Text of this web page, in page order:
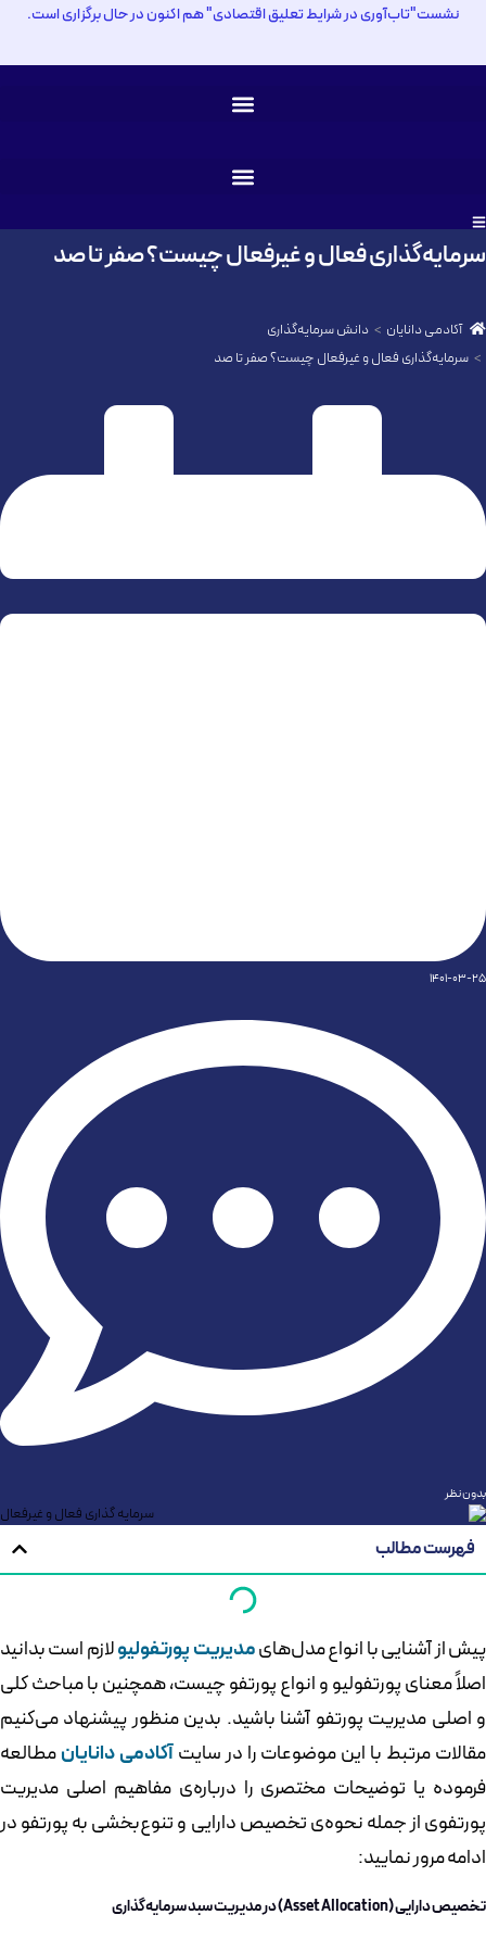
نشست"تاب‌آوری در شرایط تعلیق اقتصادی" هم اکنون در حال برگزاری است.
سرمایه‌گذاری فعال و غیرفعال چیست؟ صفر تا صد
آکادمی دانایان
دانش سرمایه‌گذاری
سرمایه‌گذاری فعال و غیرفعال چیست؟ صفر تا صد
1401-03-25
بدون نظر
فهرست مطالب
پیش از آشنایی با انواع مدل‌هایمدیریت پورتفولیولازم است بدانید
اصلاً معنای پورتفولیو و انواع پورتفو چیست، همچنین با مباحث کلی
و اصلی مدیریت پورتفو آشنا باشید. بدین منظور پیشنهاد می‌کنیم
مقالات مرتبط با این موضوعات را در سایتآکادمی دانایانمطالعه
فرموده یا توضیحات مختصری را درباره‌ی مفاهیم اصلی مدیریت
پورتفوی از جمله نحوه‌ی تخصیص دارایی و تنوع‌بخشی به پورتفو در
ادامه مرور نمایید:
تخصیص دارایی (Asset Allocation) در مدیریت سبد سرمایه‌گذاری